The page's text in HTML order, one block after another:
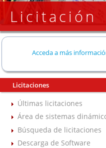
Licitación
Acceda a más
Licitaciones
Últimas licitaciones
Área de sistemas
Búsqueda de licitaciones
Descarga de Software